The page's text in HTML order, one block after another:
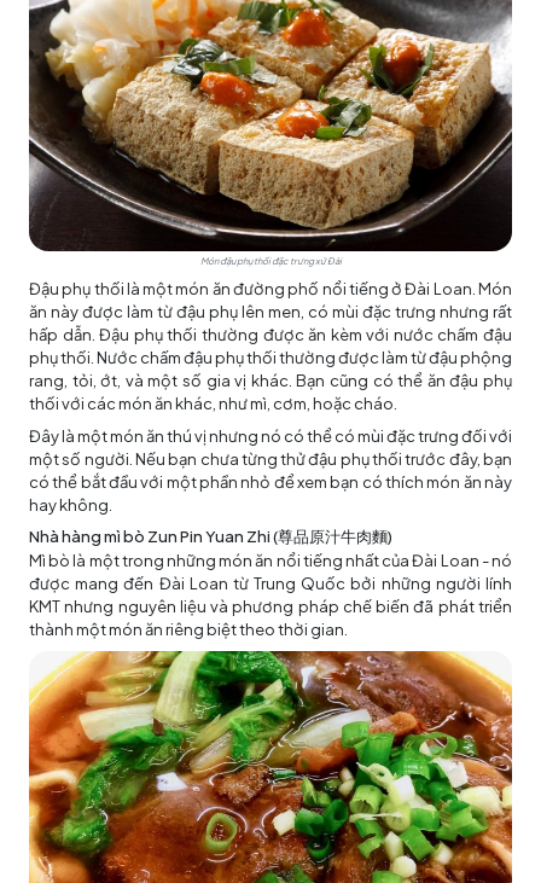
Món đậu phụ thối đặc trưng xứ Đài
Đậu phụ thối là một món ăn đường phố nổi tiếng ở Đài Loan. Món
ăn này được làm từ đậu phụ lên men, có mùi đặc trưng nhưng rất
hấp dẫn. Đậu phụ thối thường được ăn kèm với nước chấm đậu
phụ thối. Nước chấm đậu phụ thối thường được làm từ đậu phộng
rang, tỏi, ớt, và một số gia vị khác. Bạn cũng có thể ăn đậu phụ
thối với các món ăn khác, như mì, cơm, hoặc cháo.
Đây là một món ăn thú vị nhưng nó có thể có mùi đặc trưng đối với
một số người. Nếu bạn chưa từng thử đậu phụ thối trước đây, bạn
có thể bắt đầu với một phần nhỏ để xem bạn có thích món ăn này
hay không.
Nhà hàng mì bò Zun Pin Yuan Zhi (尊品原汁牛肉麵)
Mì bò là một trong những món ăn nổi tiếng nhất của Đài Loan - nó
được mang đến Đài Loan từ Trung Quốc bởi những người lính
KMT nhưng nguyên liệu và phương pháp chế biến đã phát triển
thành một món ăn riêng biệt theo thời gian.